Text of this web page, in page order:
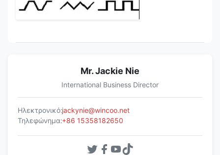
Mr. Jackie Nie
International Business Director
Ηλεκτρονικό:jackynie@wincoo.net
Τηλεφώνημα:+86 15358182650